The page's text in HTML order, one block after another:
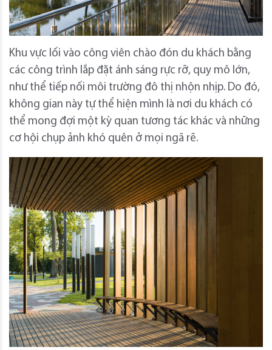
Khu vực lối vào công viên chào đón du khách bằng
các công trình lắp đặt ánh sáng rực rỡ, quy mô lớn,
như thể tiếp nối môi trường đô thị nhộn nhịp. Do đó,
không gian này tự thể hiện mình là nơi du khách có
thể mong đợi một kỳ quan tương tác khác và những
cơ hội chụp ảnh khó quên ở mọi ngã rẽ.